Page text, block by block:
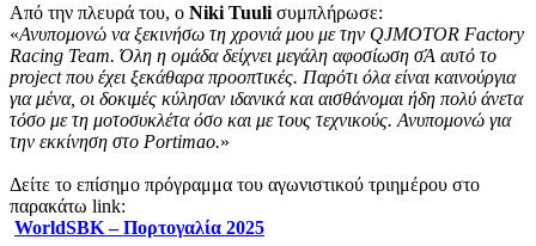
Από την πλευρά του, ο Niki Tuuli συμπλήρωσε:
«Ανυπομονώ να ξεκινήσω τη χρονιά μου με την QJMOTOR Factory
Racing Team. Όλη η ομάδα δείχνει μεγάλη αφοσίωση σΆ αυτό το
project που έχει ξεκάθαρα προοπτικές. Παρότι όλα είναι καινούργια
για μένα, οι δοκιμές κύλησαν ιδανικά και αισθάνομαι ήδη πολύ άνετα
τόσο με τη μοτοσυκλέτα όσο και με τους τεχνικούς. Ανυπομονώ για
την εκκίνηση στο Portimao.»
Δείτε το επίσημο πρόγραμμα του αγωνιστικού τριημέρου στο
παρακάτω link:
WorldSBK – Πορτογαλία 2025